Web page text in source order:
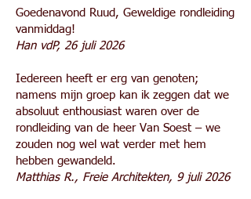
Goedenavond Ruud, Geweldige rondleiding
vanmiddag!
Han vdP, 26 juli 2026
Iedereen heeft er erg van genoten;
namens mijn groep kan ik zeggen dat we
absoluut enthousiast waren over de
rondleiding van de heer Van Soest – we
zouden nog wel wat verder met hem
hebben gewandeld.
Matthias R., Freie Architekten, 9 juli 2026